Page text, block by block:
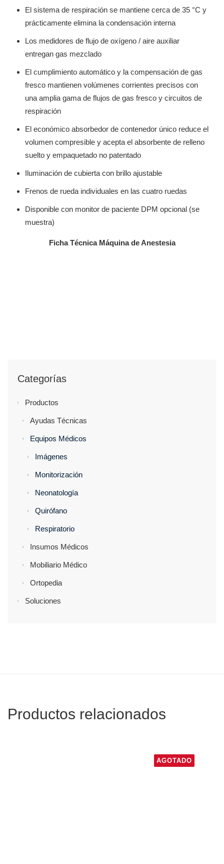
Categorías
Productos
Ayudas Técnicas
Equipos Médicos
Imágenes
Monitorización
Neonatología
Quirófano
Respiratorio
Insumos Médicos
Mobiliario Médico
Ortopedia
Soluciones
El sistema de respiración se mantiene cerca de 35 °C y
prácticamente elimina la condensación interna
Los medidores de flujo de oxígeno / aire auxiliar
entregan gas mezclado
El cumplimiento automático y la compensación de gas
fresco mantienen volúmenes corrientes precisos con
una amplia gama de flujos de gas fresco y circuitos de
respiración
El económico absorbedor de contenedor único reduce el
volumen compresible y acepta el absorbente de relleno
suelto y empaquetado no patentado
Iluminación de cubierta con brillo ajustable
Frenos de rueda individuales en las cuatro ruedas
Disponible con monitor de paciente DPM opcional (se
muestra)
Ficha Técnica Máquina de Anestesia
Productos relacionados
AGOTADO